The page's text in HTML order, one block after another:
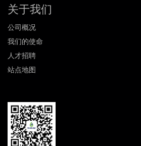
关于我们
公司概况
我们的使命
人才招聘
站点地图